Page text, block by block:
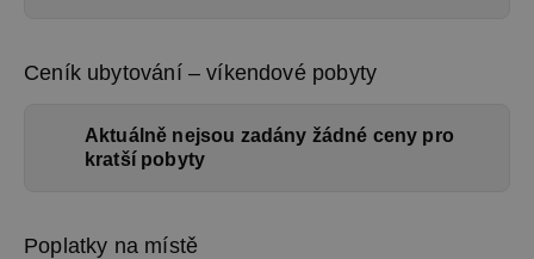
Ceník ubytování – víkendové pobyty
Aktuálně nejsou zadány žádné ceny pro
kratší pobyty
Poplatky na místě